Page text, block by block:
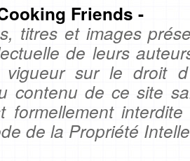
Friends -
titres et images
de leurs
sur le droit
contenu de ce site
formellement
de la Propriété